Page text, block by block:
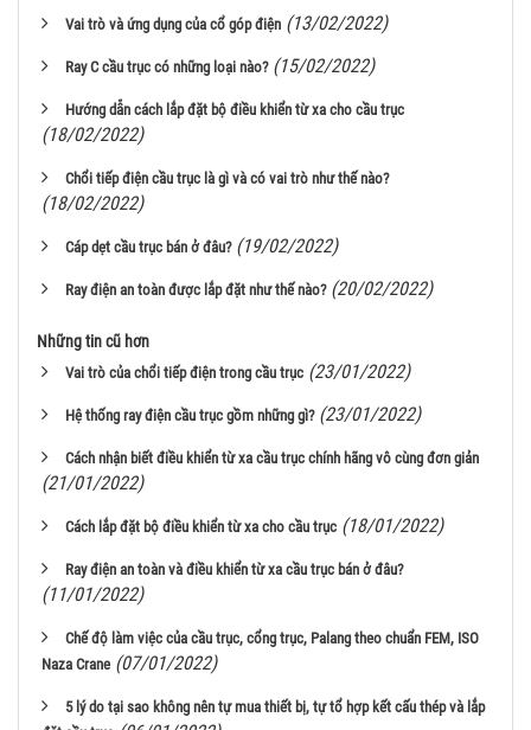
Vai trò và ứng dụng của cổ góp điện (13/02/2022)
Ray C cầu trục có những loại nào? (15/02/2022)
Hướng dẫn cách lắp đặt bộ điều khiển từ xa cho cầu trục
(18/02/2022)
Chổi tiếp điện cầu trục là gì và có vai trò như thế nào?
(18/02/2022)
Cáp dẹt cầu trục bán ở đâu? (19/02/2022)
Ray điện an toàn được lắp đặt như thế nào? (20/02/2022)
Những tin cũ hơn
Vai trò của chổi tiếp điện trong cầu trục (23/01/2022)
Hệ thống ray điện cầu trục gồm những gì? (23/01/2022)
Cách nhận biết điều khiển từ xa cầu trục chính hãng vô cùng đơn giản
(21/01/2022)
Cách lắp đặt bộ điều khiển từ xa cho cầu trục (18/01/2022)
Ray điện an toàn và điều khiển từ xa cầu trục bán ở đâu?
(11/01/2022)
Chế độ làm việc của cầu trục, cổng trục, Palang theo chuẩn FEM, ISO
Naza Crane (07/01/2022)
5 lý do tại sao không nên tự mua thiết bị, tự tổ hợp kết cấu thép và lắp